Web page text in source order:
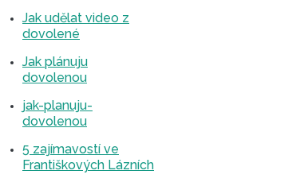
Jak udělat video z
dovolené
Jak plánuju
dovolenou
jak-planuju-
dovolenou
5 zajímavostí ve
Františkových Lázních